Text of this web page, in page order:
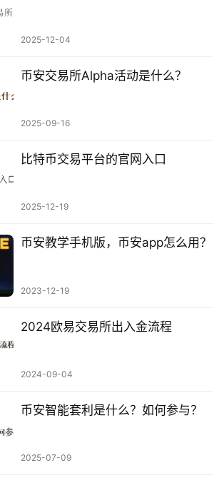
2025-12-04
币安交易所Alpha活动是什么？
2025-09-16
比特币交易平台的官网入口
2025-12-19
币安教学手机版，币安app怎么用？
2023-12-19
2024欧易交易所出入金流程
2024-09-04
币安智能套利是什么？如何参与？
2025-07-09